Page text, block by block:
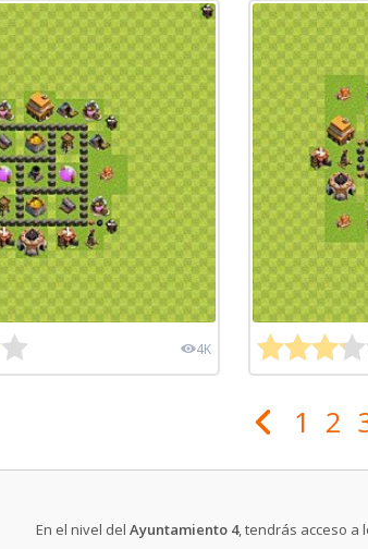
4K
1 2
En el nivel del Ayuntamiento 4, tendrás acceso a